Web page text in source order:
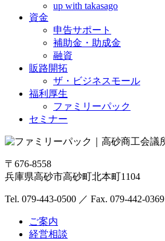
up with takasago
資金
申告サポート
補助金・助成金
融資
販路開拓
ザ・ビジネスモール
福利厚生
ファミリーパック
セミナー
〒676-8558
兵庫県高砂市高砂町北本町1104
Tel. 079-443-0500 ／ Fax. 079-442-0369
ご案内
経営相談